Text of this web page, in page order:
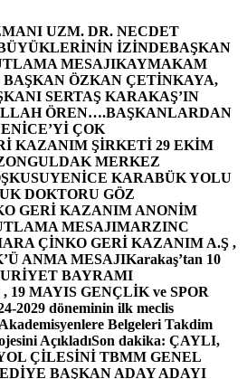
UZM. DR. NECDET
İZİNDEBAŞKAN
MESAJIKAYMAKAM
ÖZKAN ÇETİNKAYA,
SERTAŞ KARAKAŞ’IN
ÖREN….BAŞKANLARDAN
ÇOK
KAZANIM ŞİRKETİ 29 EKİM
MERKEZ
YENİCE KARABÜK YOLU
DOKTORU GÖZ
GERİ KAZANIM ANONİM
MESAJIMARZINC
ÇİNKO GERİ KAZANIM A.Ş ,
ANMA MESAJIKarakaş’tan 10
BAYRAMI
19 MAYIS GENÇLİK ve SPOR
2029 döneminin ilk meclis
Belgeleri Takdim
AçıkladıSon dakika: ÇAYLI,
ÇİLESİNİ TBMM GENEL
BAŞKAN ADAY ADAYI